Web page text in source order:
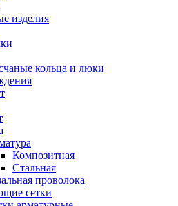
изделия
кольца и люки
Композитная
Стальная
проволока
сетки